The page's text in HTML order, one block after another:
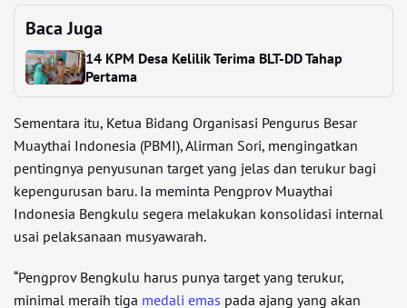
Baca Juga
14 KPM Desa Kelilik Terima BLT-DD Tahap
Pertama
Sementara itu, Ketua Bidang Organisasi Pengurus Besar
Muaythai Indonesia (PBMI), Alirman Sori, mengingatkan
pentingnya penyusunan target yang jelas dan terukur bagi
kepengurusan baru. Ia meminta Pengprov Muaythai
Indonesia Bengkulu segera melakukan konsolidasi internal
usai pelaksanaan musyawarah.
“Pengprov Bengkulu harus punya target yang terukur,
minimal meraih tiga medali emas pada ajang yang akan